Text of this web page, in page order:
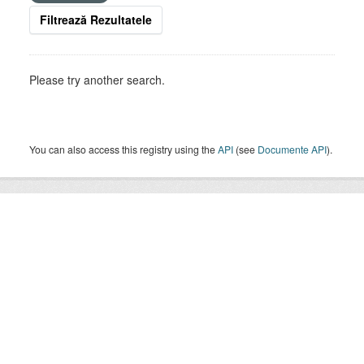
Filtrează Rezultatele
Please try another search.
You can also access this registry using theAPI (see Documente API).